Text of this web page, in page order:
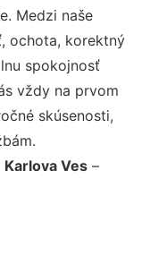
Medzi naše
ochota, korektný
spokojnosť
vždy na prvom
skúsenosti,
Ves –